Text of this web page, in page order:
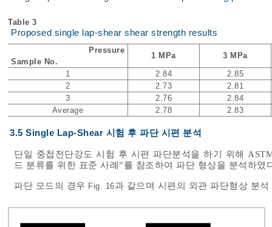
Table 3
Proposed single lap-shear shear strength results
Pressure
1 MPa 3 MPa
Sample No.
1
2.84
2.85
2
2.73
2.81
3
2.76
2.84
Average
2.78 2.83
3.5 Single Lap-Shear 시험 후 파단 시편 분석
단일 중첩전단강도 시험 후 시편 파단분석을 하기 위해
드 분류를 위한 표준 사례”를 참조하여 파단 형상을 분석하였
파단 모드의 경우 Fig. 16과 같으며 시편의 외관 파단형상 분